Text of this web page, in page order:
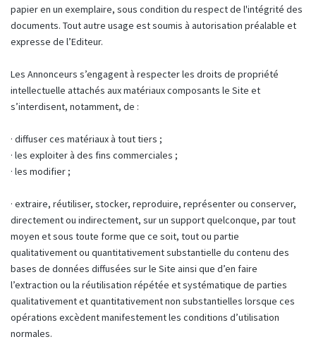
papier en un exemplaire, sous condition du respect de l'intégrité des
documents. Tout autre usage est soumis à autorisation préalable et
expresse de l’Editeur.
Les Annonceurs s’engagent à respecter les droits de propriété
intellectuelle attachés aux matériaux composants le Site et
s’interdisent, notamment, de :
· diffuser ces matériaux à tout tiers ;
· les exploiter à des fins commerciales ;
· les modifier ;
· extraire, réutiliser, stocker, reproduire, représenter ou conserver,
directement ou indirectement, sur un support quelconque, par tout
moyen et sous toute forme que ce soit, tout ou partie
qualitativement ou quantitativement substantielle du contenu des
bases de données diffusées sur le Site ainsi que d’en faire
l’extraction ou la réutilisation répétée et systématique de parties
qualitativement et quantitativement non substantielles lorsque ces
opérations excèdent manifestement les conditions d’utilisation
normales.